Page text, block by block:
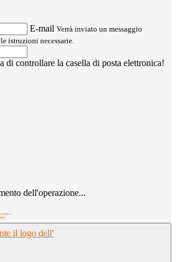
E-mail Verrà inviato un messaggio
istruzioni necessarie.
di controllare la casella di posta elettronica!
dell'operazione...